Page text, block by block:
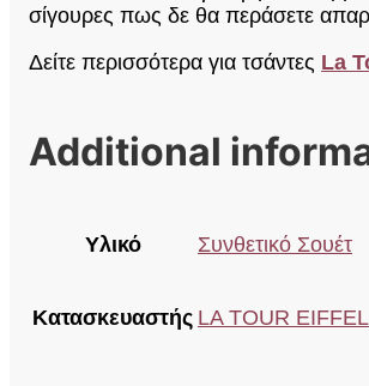
σίγουρες πως δε θα περάσετε
Δείτε περισσότερα για τσάντες La
Additional
Υλικό Συνθετικό Σουέτ
Κατασκευαστής LA TOUR EIFFEL